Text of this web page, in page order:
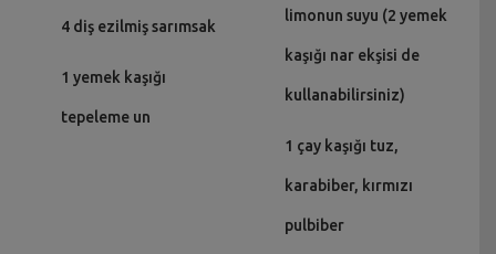
4 diş ezilmiş sarımsak
1 yemek kaşığı
tepeleme un
limonun suyu (2 yemek
kaşığı nar ekşisi de
kullanabilirsiniz)
1 çay kaşığı tuz,
karabiber, kırmızı
pulbiber